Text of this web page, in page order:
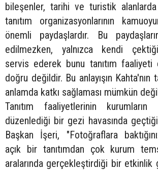
bileşenler, tarihi ve turistik
tanıtım organizasyonlarının
önemli paydaşlardır. Bu
edilmezken, yalnızca kendi
servis ederek bunu tanıtım faaliyeti
doğru değildir. Bu anlayışın Kahta'nın
anlamda katkı sağlaması mümkün
Tanıtım faaliyetlerinin kurumların
düzenlediği bir gezi havasında
Başkan İşeri, "Fotoğraflara
açık bir tanıtımdan çok kurum
aralarında gerçekleştirdiği bir etkinlik